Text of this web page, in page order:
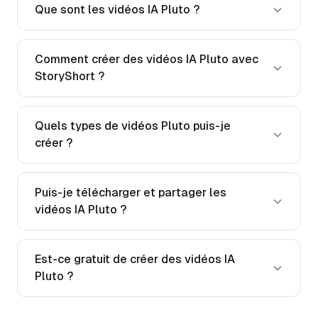
Que sont les vidéos IA Pluto ?
Comment créer des vidéos IA Pluto avec
StoryShort ?
Quels types de vidéos Pluto puis-je
créer ?
Puis-je télécharger et partager les
vidéos IA Pluto ?
Est-ce gratuit de créer des vidéos IA
Pluto ?